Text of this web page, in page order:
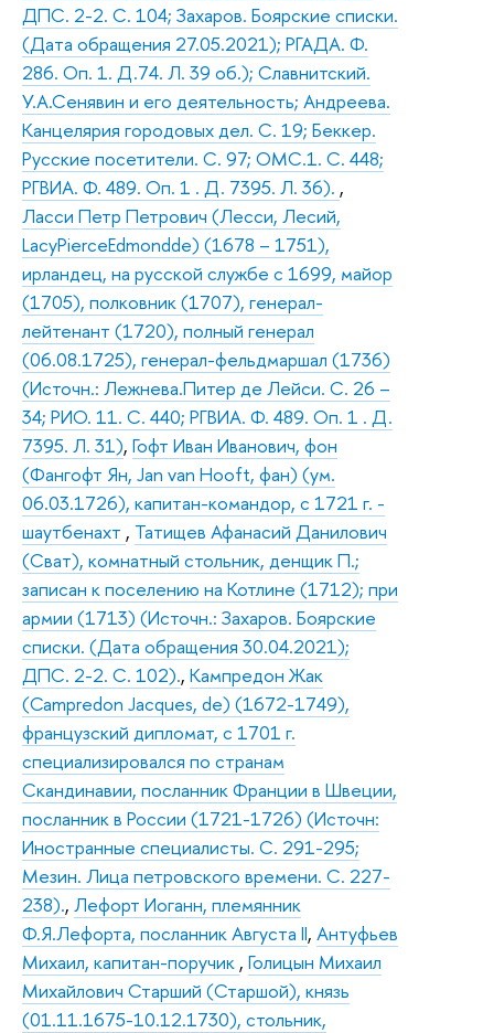
ДПС. 2-2. С. 104; Захаров. Боярские списки.
(Дата обращения 27.05.2021); РГАДА. Ф.
286. Оп. 1. Д.74. Л. 39 об.); Славнитский.
У.А.Сенявин и его деятельность; Андреева.
Канцелярия городовых дел. С. 19; Беккер.
Русские посетители. С. 97; ОМС.1. С. 448;
РГВИА. Ф. 489. Оп. 1 . Д. 7395. Л. 36). ,
Ласси Петр Петрович (Лесси, Лесий,
LacyPierceEdmondde) (1678 – 1751),
ирландец, на русской службе с 1699, майор
(1705), полковник (1707), генерал-
лейтенант (1720), полный генерал
(06.08.1725), генерал-фельдмаршал (1736)
(Источн.: Лежнева.Питер де Лейси. С. 26 –
34; РИО. 11. С. 440; РГВИА. Ф. 489. Оп. 1 . Д.
7395. Л. 31), Гофт Иван Иванович, фон
(Фангофт Ян, Jan van Hooft, фан) (ум.
06.03.1726), капитан-командор, с 1721 г. -
шаутбенахт , Татищев Афанасий Данилович
(Сват), комнатный стольник, денщик П.;
записан к поселению на Котлине (1712); при
армии (1713) (Источн.: Захаров. Боярские
списки. (Дата обращения 30.04.2021);
ДПС. 2-2. С. 102)., Кампредон Жак
(Campredon Jacques, de) (1672-1749),
французский дипломат, с 1701 г.
специализировался по странам
Скандинавии, посланник Франции в Швеции,
посланник в России (1721-1726) (Источн:
Иностранные специалисты. С. 291-295;
Мезин. Лица петровского времени. С. 227-
238)., Лефорт Иоганн, племянник
Ф.Я.Лефорта, посланник Августа II, Антуфьев
Михаил, капитан-поручик , Голицын Михаил
Михайлович Старший (Старшой), князь
(01.11.1675-10.12.1730), стольник,